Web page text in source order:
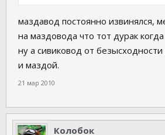
маздавод постоянно извинялся,
на маздовода что тот дурак
ну а сивиковод от
и маздой.
21 мар 2010
Колобок